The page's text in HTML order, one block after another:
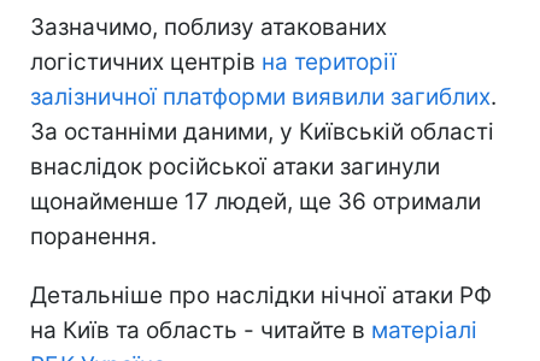
Зазначимо, поблизу атакованих
логістичних центрів на території
залізничної платформи виявили загиблих.
За останніми даними, у Київській області
внаслідок російської атаки загинули
щонайменше 17 людей, ще 36 отримали
поранення.
Детальніше про наслідки нічної атаки РФ
на Київ та область - читайте в матеріалі